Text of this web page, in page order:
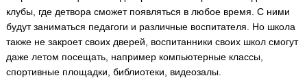
клубы, где детвора сможет появляться в любое время. С ними
будут заниматься педагоги и различные воспитателя. Но школа
также не закроет своих дверей, воспитанники своих школ смогут
даже летом посещать, например компьютерные классы,
спортивные площадки, библиотеки, видеозалы.